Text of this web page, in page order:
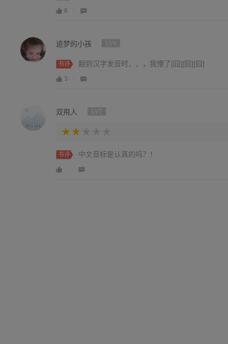
8
追梦的小孩
书评 翻到汉字发音时，，，我懵了[囧][囧][囧]
3
双飛人
书评 中文音标是认真的吗？！